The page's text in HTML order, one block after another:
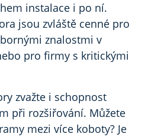
instalace i po ní.
jsou zvláště cenné pro
znalostmi v
pro firmy s kritickými
zvažte i schopnost
při rozšiřování. Můžete
mezi více koboty? Je